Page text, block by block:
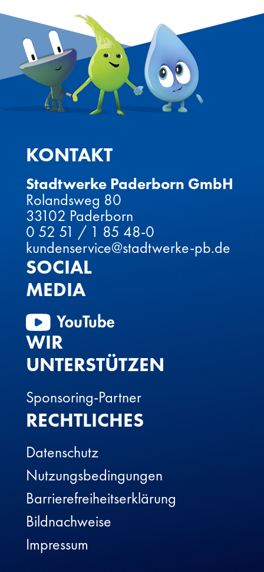
KONTAKT
Stadtwerke Paderborn GmbH
Rolandsweg 80
33102 Paderborn
0 52 51 / 1 85 48-0
kundenservice@stadtwerke-pb.de
SOCIAL
MEDIA
WIR
UNTERSTÜTZEN
Sponsoring-Partner
RECHTLICHES
Datenschutz
Nutzungsbedingungen
Barrierefreiheitserklärung
Bildnachweise
Impressum